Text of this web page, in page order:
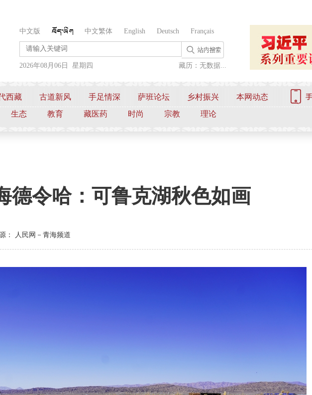
中文版 中文繁体 English Deutsch Français
2026年08月06日 星期四 藏历：无数据...
西藏 古道新风 手足情深 萨班论坛 乡村振兴
本网动态
生态
教育 藏医药 时尚 宗教 理论
德令哈：可鲁克湖秋色如画
： 人民网－青海频道